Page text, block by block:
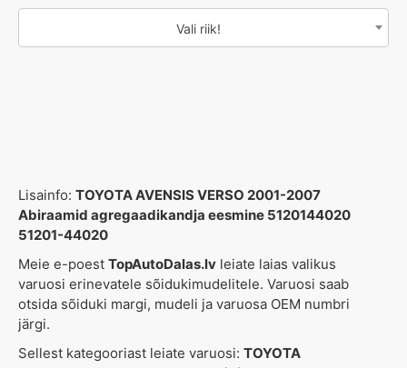
Vali riik!
Lisainfo: TOYOTA AVENSIS VERSO 2001-2007
Abiraamid agregaadikandja eesmine 5120144020
51201-44020
Meie e-poest TopAutoDalas.lv leiate laias valikus
varuosi erinevatele sõidukimudelitele. Varuosi saab
otsida sõiduki margi, mudeli ja varuosa OEM numbri
järgi.
Sellest kategooriast leiate varuosi: TOYOTA